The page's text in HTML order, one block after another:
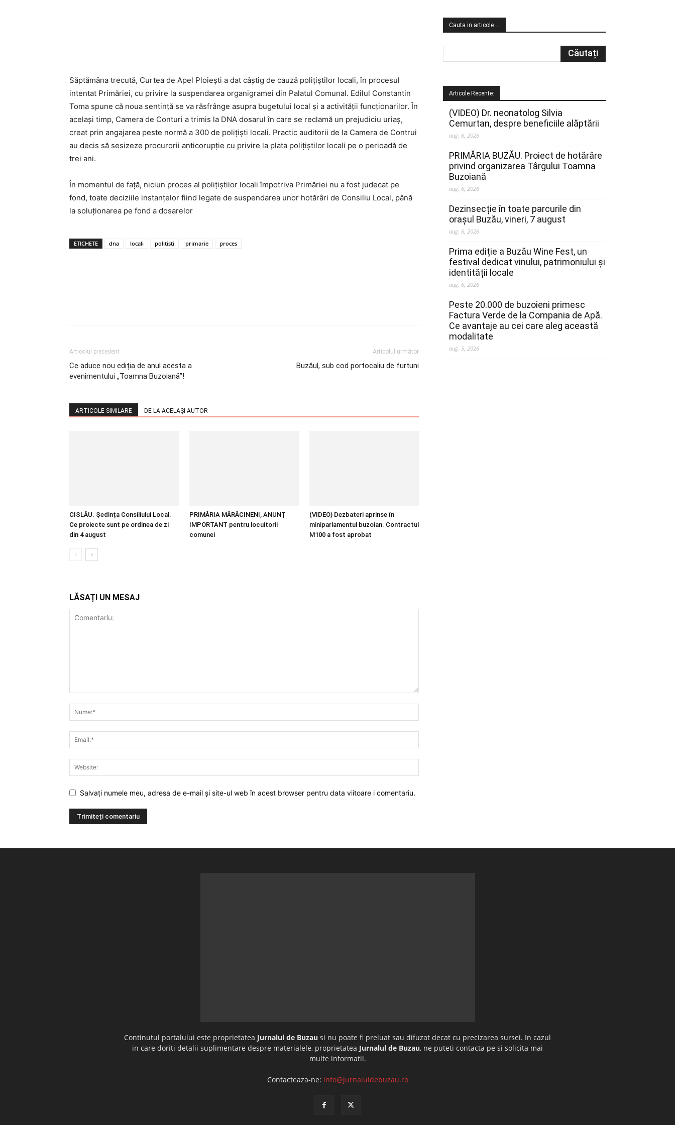
Săptămâna trecută, Curtea de Apel Ploieşti a dat câştig de cauză poliţiştilor locali, în procesul
intentat Primăriei, cu privire la suspendarea organigramei din Palatul Comunal. Edilul Constantin
Toma spune că noua sentinţă se va răsfrânge asupra bugetului local şi a activităţii funcţionarilor. În
același timp, Camera de Conturi a trimis la DNA dosarul în care se reclamă un prejudiciu uriaş,
creat prin angajarea peste normă a 300 de poliţişti locali. Practic auditorii de la Camera de Contrui
au decis să sesizeze procurorii anticorupţie cu privire la plata poliţiştilor locali pe o perioadă de
trei ani.
În momentul de faţă, niciun proces al poliţiştilor locali împotriva Primăriei nu a fost judecat pe
fond, toate deciziile instanţelor fiind legate de suspendarea unor hotărâri de Consiliu Local, până
la soluţionarea pe fond a dosarelor
ETICHETE dna locali politisti primarie proces
Articolul precedent
Ce aduce nou ediția de anul acesta a
evenimentului „Toamna Buzoiană”!
Articolul următor
Buzăul, sub cod portocaliu de furtuni
ARTICOLE SIMILARE DE LA ACELAȘI AUTOR
CISLĂU. Ședința Consiliului Local.
Ce proiecte sunt pe ordinea de zi
din 4 august
PRIMĂRIA MĂRĂCINENI, ANUNȚ
IMPORTANT pentru locuitorii
comunei
(VIDEO) Dezbateri aprinse în
miniparlamentul buzoian. Contractul
M100 a fost aprobat
LĂSAȚI UN MESAJ
Salvați numele meu, adresa de e-mail și site-ul web în acest browser pentru data viitoare i comentariu.
Cauta in articole …
Articole Recente:
(VIDEO) Dr. neonatolog Silvia
Cemurtan, despre beneficiile alăptării
aug. 6, 2026
PRIMĂRIA BUZĂU. Proiect de hotărâre
privind organizarea Târgului Toamna
Buzoiană
aug. 6, 2026
Dezinsecție în toate parcurile din
orașul Buzău, vineri, 7 august
aug. 6, 2026
Prima ediție a Buzău Wine Fest, un
festival dedicat vinului, patrimoniului și
identității locale
aug. 6, 2026
Peste 20.000 de buzoieni primesc
Factura Verde de la Compania de Apă.
Ce avantaje au cei care aleg această
modalitate
aug. 5, 2026
Continutul portalului este proprietatea Jurnalul de Buzau si nu poate fi preluat sau difuzat decat cu precizarea sursei. In cazul
in care doriti detalii suplimentare despre materialele, proprietatea Jurnalul de Buzau, ne puteti contacta pe si solicita mai
multe informatii.
Contacteaza-ne: info@jurnaluldebuzau.ro